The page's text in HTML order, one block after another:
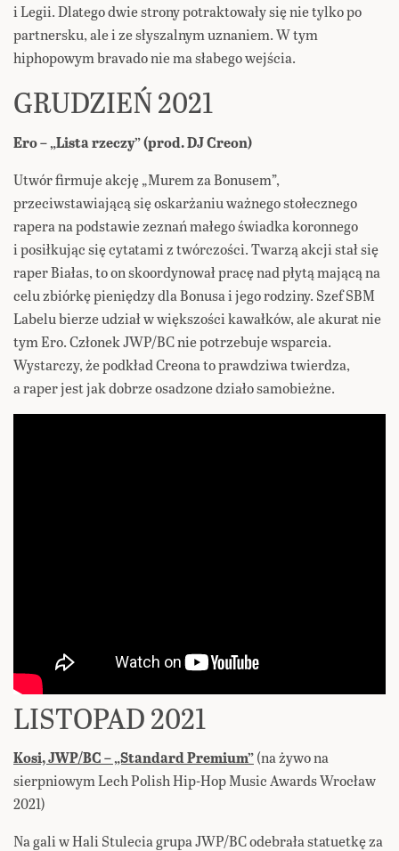
i Legii. Dlatego dwie strony potraktowały się nie tylko po
partnersku, ale i ze słyszalnym uznaniem. W tym
hiphopowym bravado nie ma słabego wejścia.
GRUDZIEŃ 2021
Ero – „Lista rzeczy” (prod. DJ Creon)
Utwór firmuje akcję „Murem za Bonusem”,
przeciwstawiającą się oskarżaniu ważnego stołecznego
rapera na podstawie zeznań małego świadka koronnego
i posiłkując się cytatami z twórczości. Twarzą akcji stał się
raper Białas, to on skoordynował pracę nad płytą mającą na
celu zbiórkę pieniędzy dla Bonusa i jego rodziny. Szef SBM
Labelu bierze udział w większości kawałków, ale akurat nie
tym Ero. Członek JWP/BC nie potrzebuje wsparcia.
Wystarczy, że podkład Creona to prawdziwa twierdza,
a raper jest jak dobrze osadzone działo samobieżne.
LISTOPAD 2021
Kosi, JWP/BC – „Standard Premium”(na żywo na
sierpniowym Lech Polish Hip-Hop Music Awards Wrocław
2021)
Na gali w Hali Stulecia grupa JWP/BC odebrała statuetkę za